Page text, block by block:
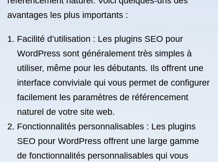
avantages les plus importants :
Facilité d’utilisation : Les plugins SEO pour
WordPress sont généralement très simples à
utiliser, même pour les débutants. Ils offrent une
interface conviviale qui vous permet de configurer
facilement les paramètres de référencement
naturel de votre site web.
Fonctionnalités personnalisables : Les plugins
SEO pour WordPress offrent une large gamme
de fonctionnalités personnalisables qui vous